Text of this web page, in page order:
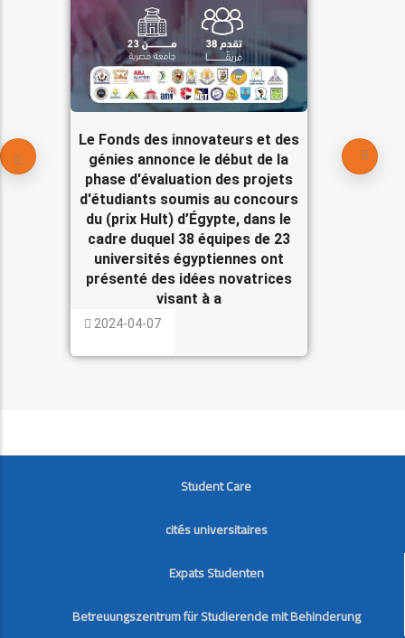
Le Fonds des innovateurs et des
génies annonce le début de la
phase d'évaluation des projets
d'étudiants soumis au concours
du (prix Hult) d’Égypte, dans le
cadre duquel 38 équipes de 23
universités égyptiennes ont
présenté des idées novatrices
visant à a
2024-04-07
FOOTER
Student Care
cités universitaires
Expats Studenten
Betreuungszentrum für Studierende mit Behinderung